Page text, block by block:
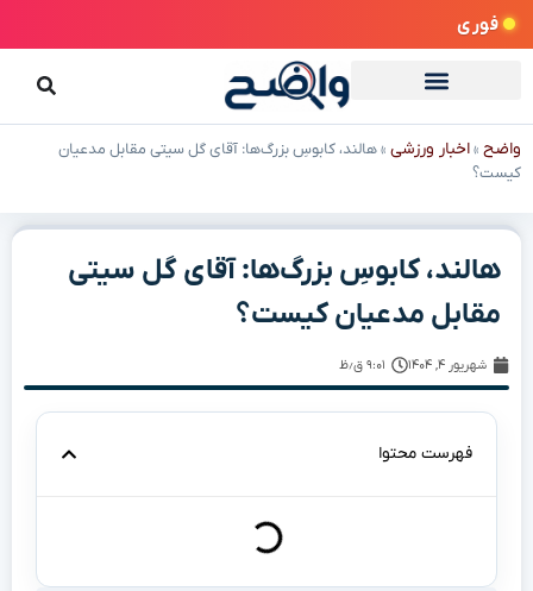
فوری
واضح »اخبار ورزشی »هالند، کابوسِ بزرگ‌ها: آقای گل سیتی مقابل مدعیان
کیست؟
هالند، کابوسِ بزرگ‌ها: آقای گل سیتی
مقابل مدعیان کیست؟
شهریور ۴, ۱۴۰۴ ۹:۰۱ ق٫ظ
فهرست محتوا